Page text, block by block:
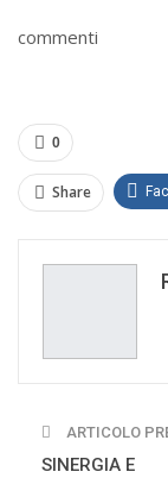
commenti
0
Share
ARTICOLO
SINERGIA E